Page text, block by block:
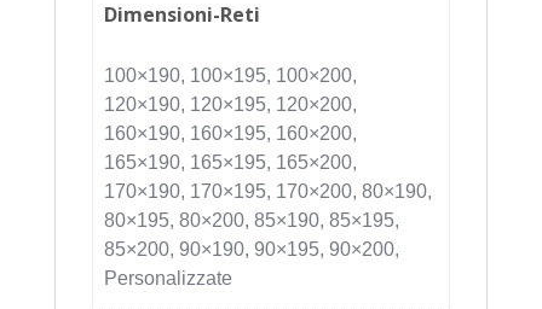
Dimensioni-Reti
100×190, 100×195, 100×200,
120×190, 120×195, 120×200,
160×190, 160×195, 160×200,
165×190, 165×195, 165×200,
170×190, 170×195, 170×200, 80×190,
80×195, 80×200, 85×190, 85×195,
85×200, 90×190, 90×195, 90×200,
Personalizzate